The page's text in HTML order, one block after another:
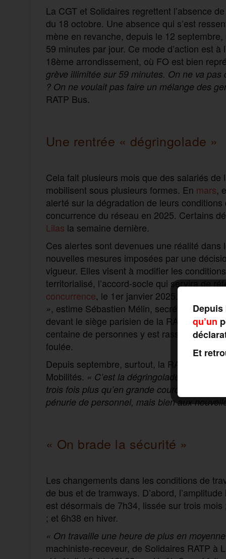
La CGT et Solidaires regrettent l’absence
du 18 octobre. Une absence qui s’est
mène en revanche, depuis le 12
59 minutes par jour. Ce mode d’action est
18ème arrondissement, où FO est bien
grève illimitée sur 59 minutes. On ne va
? On ne voulait pas faire un mélange des
RATP Bus.
Une rentrée « dégringolade »
Cela fait plusieurs mois que des salariés
mobilisent sous plusieurs formes. En mars,
alerté sur la dégradation de leurs
concurrence du réseau en 2025. Certains
Lilas la semaine dernière.
Ces alertes sont devenues une réalité
nouvelles mesures imposées par une
vigueur. Elles visent à modifier les
territorialisé, l’accord-socle qui servira de
concurrence, le 1er janvier 2025.
», estime Sébastien Mélin, secrétaire
devant le siège parisien de la RATP où
centaine de personnes y est rassemblée ce
foulée.
Depuis septembre, surtout, la RATP peine à
Mobilités. « C’est la dégringolade, la
trois fois plus qu’en grande couronne
pénurie de personnel, mais bien aux
« On brade la sécurité »
Les changements dans les conditions de
de bus et de tramways. D’abord,
est désormais de 7h34, lissée sur trois
; et 6h38 en hiver.
« On travaille une heure de plus en
machiniste-receveur, de Solidaires RATP à
Depuis
qu’un
Et